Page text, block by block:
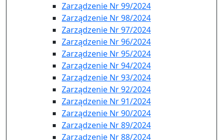
Zarządzenie Nr 99/2024
Zarządzenie Nr 98/2024
Zarządzenie Nr 97/2024
Zarządzenie Nr 96/2024
Zarządzenie Nr 95/2024
Zarządzenie Nr 94/2024
Zarządzenie Nr 93/2024
Zarządzenie Nr 92/2024
Zarządzenie Nr 91/2024
Zarządzenie Nr 90/2024
Zarządzenie Nr 89/2024
Zarządzenie Nr 88/2024